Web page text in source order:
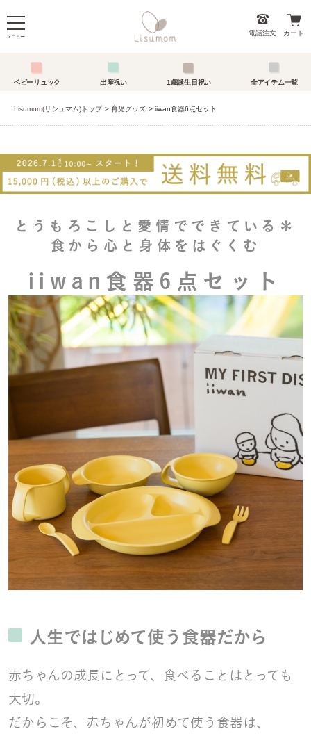
メニュー 電話注文 カート
ベビーリュック 出産祝い 1歳誕生日祝い 全アイテム一覧
Lisumom(リシュマム)トップ 育児グッズ iiwan食器6点セット
とうもろこしと愛情でできている＊
食から心と身体をはぐくむ
iiwan食器6点セット
人生ではじめて使う食器だから
赤ちゃんの成長にとって、食べることはとっても
大切。
だからこそ、赤ちゃんが初めて使う食器は、